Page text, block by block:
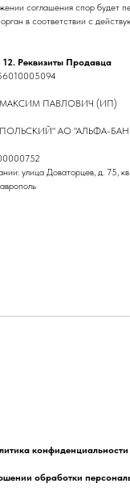
соглашения спор будет
в соответствии с
12. Реквизиты Продавца
МАКСИМ ПАВЛОВИЧ (ИП)
АО "АЛЬФА-
улица Доваторцев, д. 75,
конфиденциальности
обработки